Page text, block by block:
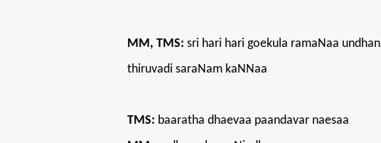
MM, TMS: sri hari hari goekula ramaNaa undhan
thiruvadi saraNam kaNNaa
TMS: baaratha dhaevaa paandavar naesaa